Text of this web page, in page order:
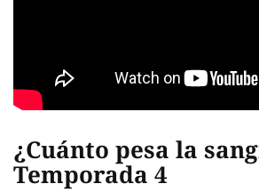
¿Cuánto pesa la
Temporada 4